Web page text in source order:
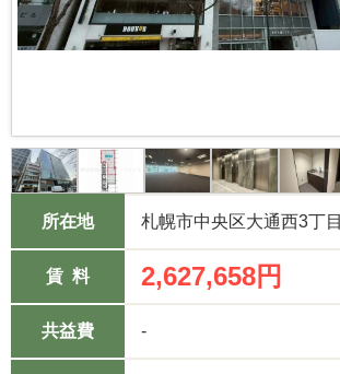
所在地 札幌市中央区大通西3丁目
賃 料 2,627,658円
共益費 -